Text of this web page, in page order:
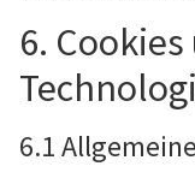
6.
6.1